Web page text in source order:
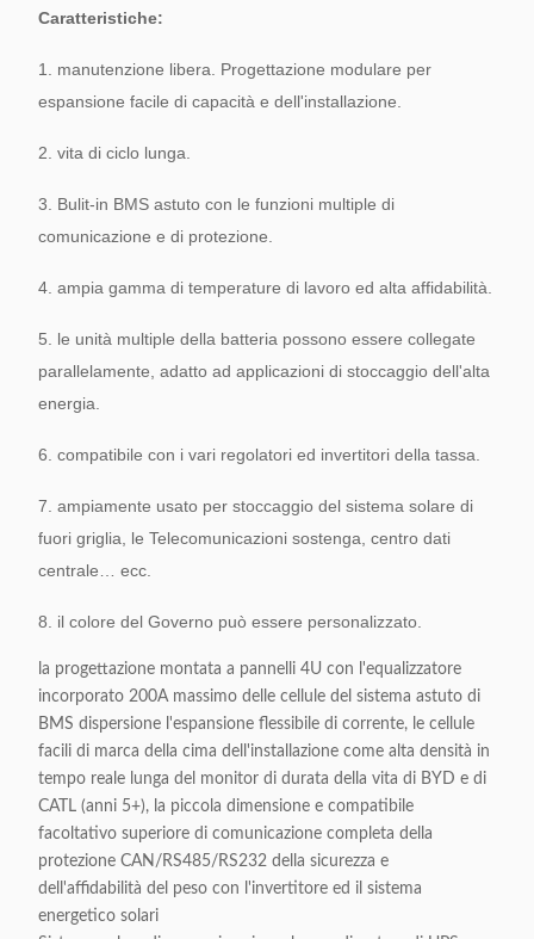
Caratteristiche:
1. manutenzione libera. Progettazione modulare per
espansione facile di capacità e dell'installazione.
2. vita di ciclo lunga.
3. Bulit-in BMS astuto con le funzioni multiple di
comunicazione e di protezione.
4. ampia gamma di temperature di lavoro ed alta affidabilità.
5. le unità multiple della batteria possono essere collegate
parallelamente, adatto ad applicazioni di stoccaggio dell'alta
energia.
6. compatibile con i vari regolatori ed invertitori della tassa.
7. ampiamente usato per stoccaggio del sistema solare di
fuori griglia, le Telecomunicazioni sostenga, centro dati
centrale… ecc.
8. il colore del Governo può essere personalizzato.
la progettazione montata a pannelli 4U con l'equalizzatore
incorporato 200A massimo delle cellule del sistema astuto di
BMS dispersione l'espansione flessibile di corrente, le cellule
facili di marca della cima dell'installazione come alta densità in
tempo reale lunga del monitor di durata della vita di BYD e di
CATL (anni 5+), la piccola dimensione e compatibile
facoltativo superiore di comunicazione completa della
protezione CAN/RS485/RS232 della sicurezza e
dell'affidabilità del peso con l'invertitore ed il sistema
energetico solari